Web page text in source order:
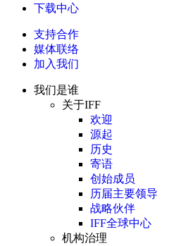
下载中心
支持合作
媒体联络
加入我们
我们是谁
关于IFF
欢迎
源起
历史
寄语
创始成员
历届主要领导
战略伙伴
IFF全球中心
机构治理